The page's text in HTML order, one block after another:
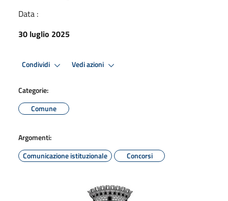
Data :
30 luglio 2025
Condividi Vedi azioni
Categorie:
Comune
Argomenti:
Comunicazione istituzionale
Concorsi